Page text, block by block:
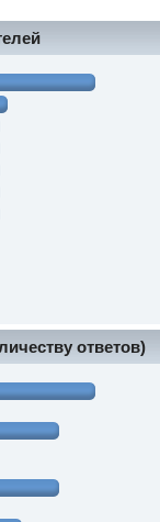
ответов)